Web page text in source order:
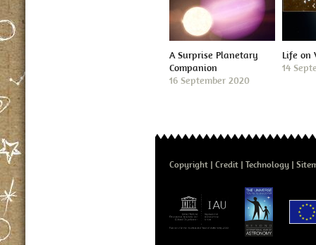
A Surprise Planetary
Companion
16 September 2020
Life on
14
Copyright Credit Technology